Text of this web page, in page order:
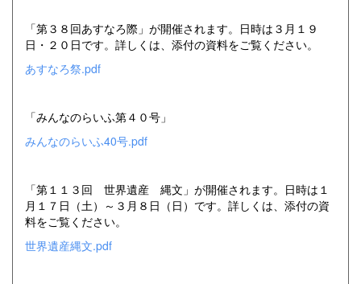
「第３８回あすなろ際」が開催されます。日時は３月１９
日・２０日です。詳しくは、添付の資料をご覧ください。
あすなろ祭.pdf
「みんなのらいふ第４０号」
みんなのらいふ40号.pdf
「第１１３回 世界遺産 縄文」が開催されます。日時は１
月１７日（土）～３月８日（日）です。詳しくは、添付の資
料をご覧ください。
世界遺産縄文.pdf